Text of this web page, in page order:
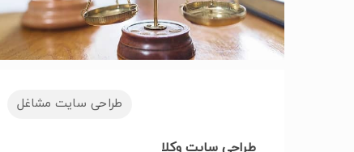
طراحی سایت مشاغل
طراحی سایت وکلا